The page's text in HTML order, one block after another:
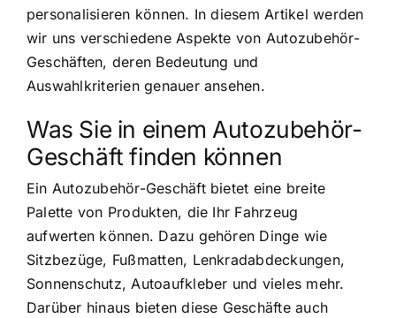
personalisieren können. In diesem Artikel werden
wir uns verschiedene Aspekte von Autozubehör-
Geschäften, deren Bedeutung und
Auswahlkriterien genauer ansehen.
Was Sie in einem Autozubehör-
Geschäft finden können
Ein Autozubehör-Geschäft bietet eine breite
Palette von Produkten, die Ihr Fahrzeug
aufwerten können. Dazu gehören Dinge wie
Sitzbezüge, Fußmatten, Lenkradabdeckungen,
Sonnenschutz, Autoaufkleber und vieles mehr.
Darüber hinaus bieten diese Geschäfte auch